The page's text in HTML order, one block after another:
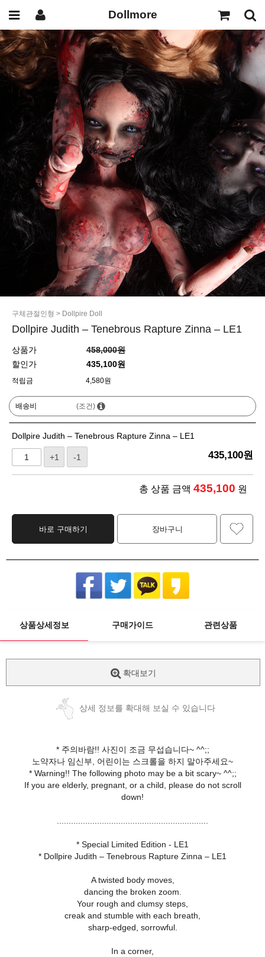
Dollmore
구체관절인형 > Dollpire Doll
Dollpire Judith – Tenebrous Rapture Zinna – LE1
상품가
458,000원
할인가
435,100원
적립금 4,580원
배송비 (조건)
Dollpire Judith – Tenebrous Rapture Zinna – LE1
+1 -1 435,100원
총 상품 금액 435,100 원
바로 구매하기 장바구니
상품상세정보 구매가이드 관련상품
확대보기
상세 정보를 확대해 보실 수 있습니다
* 주의바람!! 사진이 조금 무섭습니다~ ^^;;
노약자나 임신부, 어린이는 스크롤을 하지 말아주세요~
* Warning!! The following photo may be a bit scary~ ^^;;
If you are elderly, pregnant, or a child, please do not scroll
down!
................................................................
* Special Limited Edition - LE1
* Dollpire Judith – Tenebrous Rapture Zinna – LE1
A twisted body moves,
dancing the broken zoom.
Your rough and clumsy steps,
creak and stumble with each breath,
sharp-edged, sorrowful.
In a corner,